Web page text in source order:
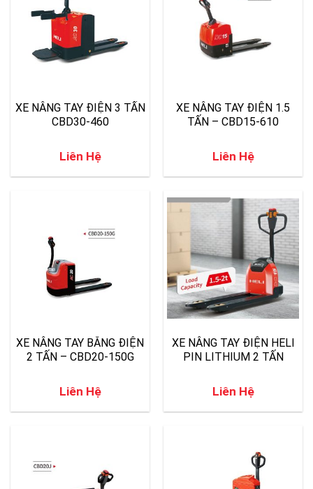
XE NÂNG TAY ĐIỆN 3 TẤN
CBD30-460
Liên Hệ
XE NÂNG TAY ĐIỆN 1.5
TẤN – CBD15-610
Liên Hệ
XE NÂNG TAY BẰNG ĐIỆN
2 TẤN – CBD20-150G
Liên Hệ
XE NÂNG TAY ĐIỆN HELI
PIN LITHIUM 2 TẤN
Liên Hệ